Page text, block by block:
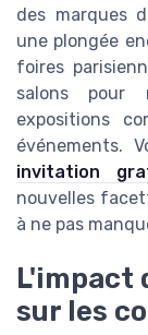
des marques
une plongée
foires
salons pour
expositions
événements.
invitation
nouvelles
à ne pas
L'impact
sur les